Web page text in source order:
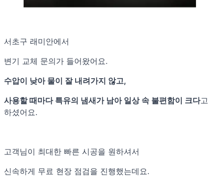
서초구 래미안에서
변기 교체 문의가 들어왔어요.
수압이 낮아 물이 잘 내려가지 않고,
사용할 때마다 특유의 냄새가 남아 일상 속 불편함이 크다고
하셨어요.
고객님이 최대한 빠른 시공을 원하셔서
신속하게 무료 현장 점검을 진행했는데요.